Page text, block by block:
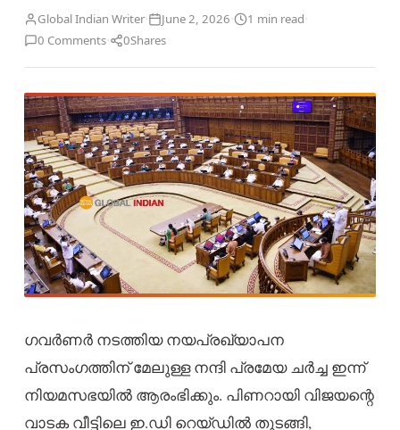
Global Indian Writer· June 2, 2026· 1 min read·
0 Comments· 0Shares
ഗവർണർ നടത്തിയ നയപ്രഖ്യാപന
പ്രസംഗത്തിന് മേലുള്ള നന്ദി പ്രമേയ ചർച്ച ഇന്ന്
നിയമസഭയിൽ ആരംഭിക്കും. പിണറായി വിജയന്റെ
വാടക വീട്ടിലെ ഇ.ഡി റെയ്ഡിൽ തുടങ്ങി,